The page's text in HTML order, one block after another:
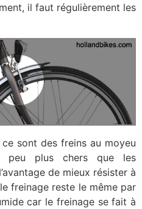
il faut régulièrement les
sont des freins au moyeu
plus chers que les
de mieux résister à
freinage reste le même par
car le freinage se fait à